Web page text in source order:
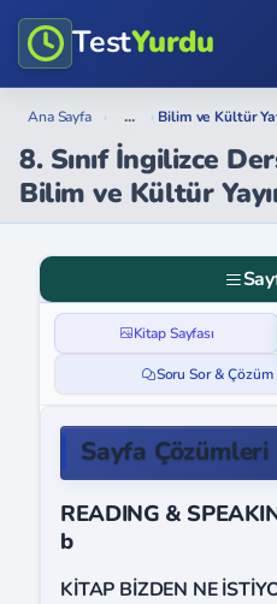
TestYurdu
Ana Sayfa › ... › Bilim ve Kültür
8. Sınıf İngilizce
Bilim ve Kültür
Kitap Sayfası
Soru Sor & Çözüm
Sayfa
READING &
b
KİTAP BİZDEN NE